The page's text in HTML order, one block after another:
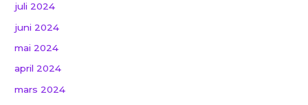
juli 2024
juni 2024
mai 2024
april 2024
mars 2024